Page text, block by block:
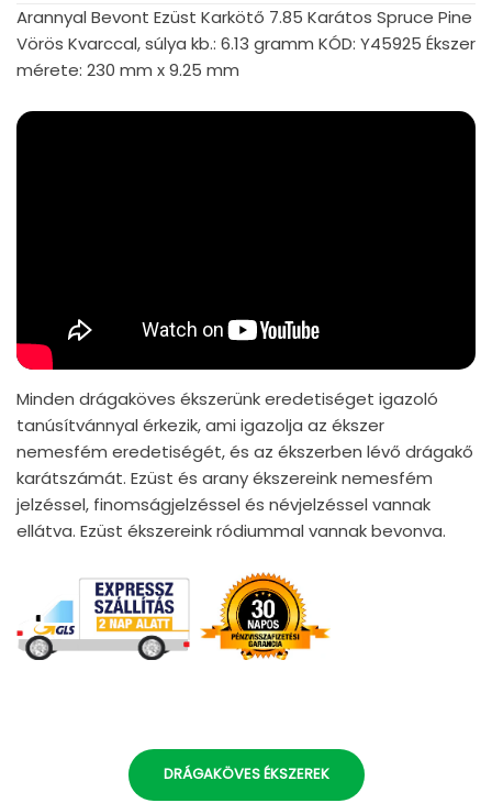
Arannyal Bevont Ezüst Karkötő 7.85 Karátos Spruce Pine
Vörös Kvarccal, súlya kb.: 6.13 gramm KÓD: Y45925 Ékszer
mérete: 230 mm x 9.25 mm
Minden drágaköves ékszerünk eredetiséget igazoló
tanúsítvánnyal érkezik, ami igazolja az ékszer
nemesfém eredetiségét, és az ékszerben lévő drágakő
karátszámát. Ezüst és arany ékszereink nemesfém
jelzéssel, finomságjelzéssel és névjelzéssel vannak
ellátva. Ezüst ékszereink ródiummal vannak bevonva.
DRÁGAKÖVES ÉKSZEREK